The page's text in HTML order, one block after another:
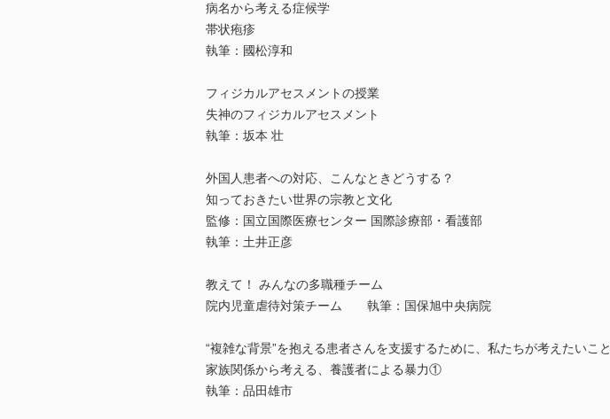
病名から考える症候学
帯状疱疹
執筆：國松淳和
フィジカルアセスメントの授業
失神のフィジカルアセスメント
執筆：坂本 壮
外国人患者への対応、こんなときどうする？
知っておきたい世界の宗教と文化
監修：国立国際医療センター 国際診療部・看護部
執筆：土井正彦
教えて！ みんなの多職種チーム
院内児童虐待対策チーム 執筆：国保旭中央病院
“複雑な背景”を抱える患者さんを支援するために、私たちが考えたいこと
家族関係から考える、養護者による暴力①
執筆：品田雄市